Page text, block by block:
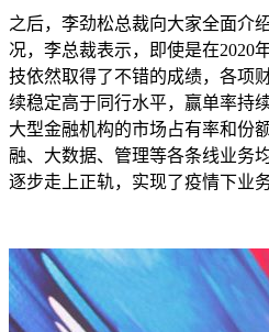
之后，李劲松总裁向大家全面介
况，李总裁表示，即使是在2020
技依然取得了不错的成绩，各项
续稳定高于同行水平，赢单率持
大型金融机构的市场占有率和份
融、大数据、管理等各条线业务
逐步走上正轨，实现了疫情下业